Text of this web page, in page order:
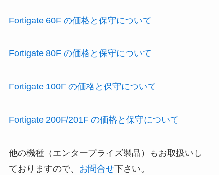
Fortigate 60F の価格と保守について
Fortigate 80F の価格と保守について
Fortigate 100F の価格と保守について
Fortigate 200F/201F の価格と保守について
他の機種（エンタープライズ製品）もお取扱いし
ておりますので、 お問合せ下さい。